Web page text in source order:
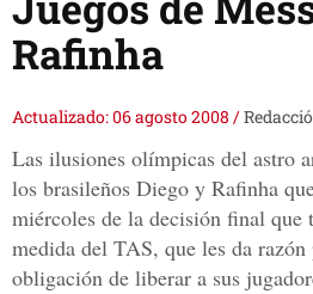
Rafinha
Actualizado: 06 agosto 2008 /
Las ilusiones olímpicas del astro
los brasileños Diego y Rafinha
miércoles de la decisión final que
medida del TAS, que les da razón
obligación de liberar a sus